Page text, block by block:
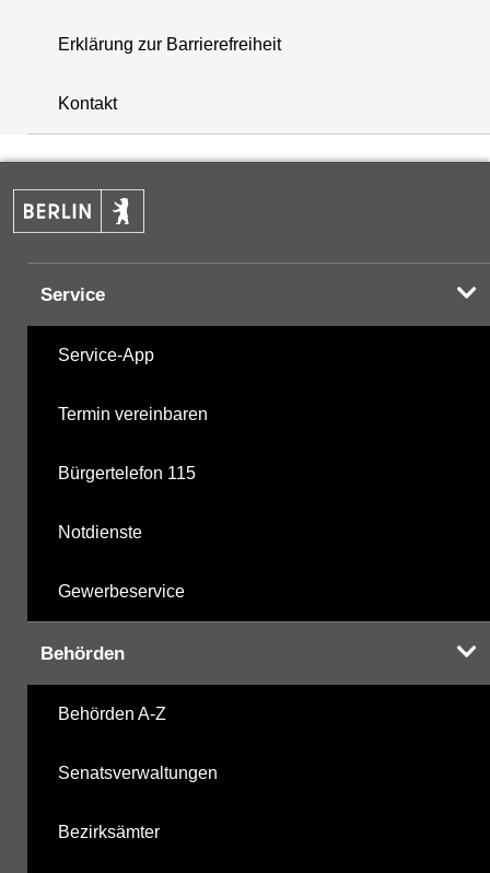
+
−
Erklärung zur Barrierefreiheit
Kontakt
Service
Service-App
Termin vereinbaren
Bürgertelefon 115
Notdienste
Gewerbeservice
Behörden
Behörden A-Z
Senatsverwaltungen
Bezirksämter